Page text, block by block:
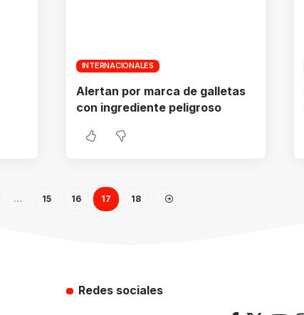
INTERNACIONALES
Alertan por marca de galletas
con ingrediente peligroso
… 15 16 17 18
Redes sociales